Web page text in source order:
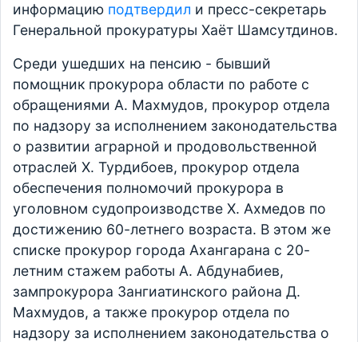
информацию подтвердил и пресс-секретарь
Генеральной прокуратуры Хаёт Шамсутдинов.
Среди ушедших на пенсию - бывший
помощник прокурора области по работе с
обращениями А. Махмудов, прокурор отдела
по надзору за исполнением законодательства
о развитии аграрной и продовольственной
отраслей Х. Турдибоев, прокурор отдела
обеспечения полномочий прокурора в
уголовном судопроизводстве Х. Ахмедов по
достижению 60-летнего возраста. В этом же
списке прокурор города Ахангарана с 20-
летним стажем работы А. Абдунабиев,
зампрокурора Зангиатинского района Д.
Махмудов, а также прокурор отдела по
надзору за исполнением законодательства о